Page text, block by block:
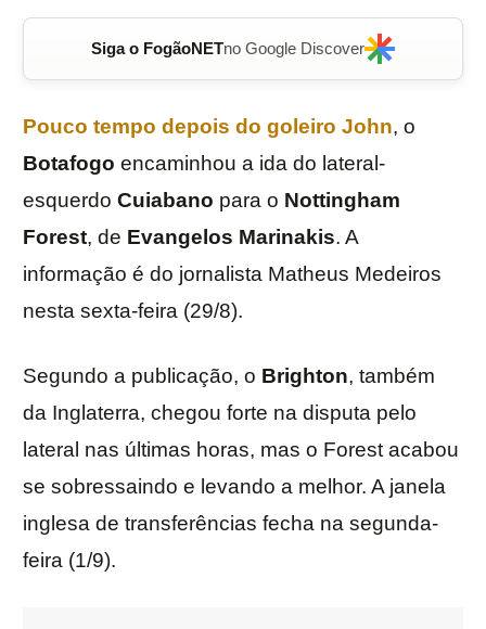
Siga o FogãoNETno Google Discover
Pouco tempo depois do goleiro John, o
Botafogo encaminhou a ida do lateral-
esquerdo Cuiabano para o Nottingham
Forest, de Evangelos Marinakis. A
informação é do jornalista Matheus Medeiros
nesta sexta-feira (29/8).
Segundo a publicação, o Brighton, também
da Inglaterra, chegou forte na disputa pelo
lateral nas últimas horas, mas o Forest acabou
se sobressaindo e levando a melhor. A janela
inglesa de transferências fecha na segunda-
feira (1/9).